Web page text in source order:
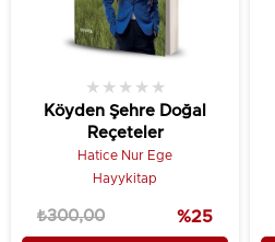
Köyden Şehre Doğal
Reçeteler
★ ★ ★ ★ ★
Hatice Nur Ege
Hayykitap
₺300,00 %25